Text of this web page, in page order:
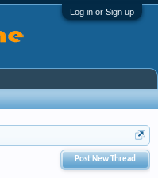
Log in or Sign up
Post New Thread